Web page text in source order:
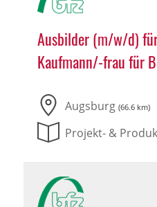
Ausbilder (m/w/d)
Kaufmann/-frau für
Augsburg (66.6 km)
Projekt- &